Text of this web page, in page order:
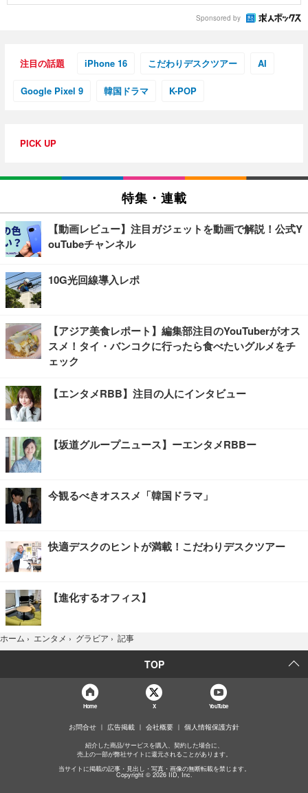
Sponsored by
注目の話題 iPhone 16 こだわりデスクツアー AI
Google Pixel 9 韓国ドラマ K-POP
PICK UP
特集・連載
【動画レビュー】注目ガジェットを動画で解説！公式Y
ouTubeチャンネル
10G光回線導入レポ
【アジア美食レポート】編集部注目のYouTuberがオス
スメ！タイ・バンコクに行ったら食べたいグルメをチ
ェック
【エンタメRBB】注目の人にインタビュー
【坂道グループニュース】ーエンタメRBBー
今観るべきオススメ「韓国ドラマ」
快適デスクのヒントが満載！こだわりデスクツアー
【進化するオフィス】
ホーム › エンタメ › グラビア › 記事
TOP
Home X YouTube
お問合せ 広告掲載 会社概要 個人情報保護方針
紹介した商品/サービスを購入、契約した場合に、
売上の一部が弊社サイトに還元されることがあります。
当サイトに掲載の記事・見出し・写真・画像の無断転載を禁じます。
Copyright © 2026 IID, Inc.